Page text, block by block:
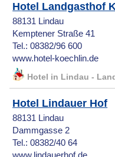
Hotel Landgasthof
88131 Lindau
Kemptener Straße 41
Tel.: 08382/96 600
www.hotel-koechlin.de
Hotel in Lindau -
Hotel Lindauer Hof
88131 Lindau
Dammgasse 2
Tel.: 08382/40 64